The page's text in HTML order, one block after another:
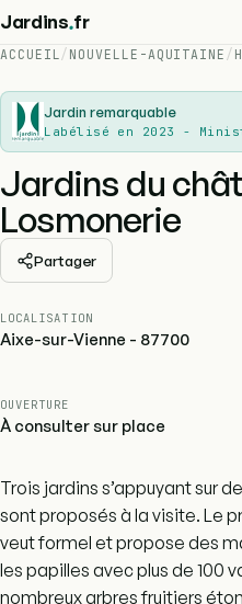
Jardins.fr
ACCUEIL/ NOUVELLE-AQUITAINE /
Jardin remarquable
Labélisé en 2023 -
Jardins du
Losmonerie
Partager
LOCALISATION
Aixe-sur-Vienne - 87700
OUVERTURE
À consulter sur place
Trois jardins s’appuyant sur
sont proposés à la visite. Le
veut formel et propose des
les papilles avec plus de 100
nombreux arbres fruitiers